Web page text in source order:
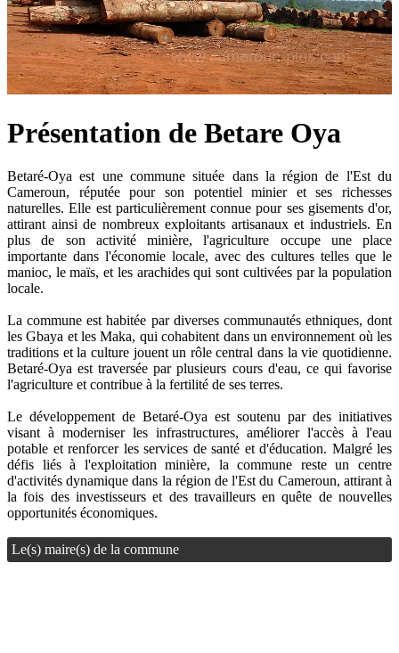
Présentation de Betare Oya
Betaré-Oya est une commune située dans la région de l'Est du
Cameroun, réputée pour son potentiel minier et ses richesses
naturelles. Elle est particulièrement connue pour ses gisements d'or,
attirant ainsi de nombreux exploitants artisanaux et industriels. En
plus de son activité minière, l'agriculture occupe une place
importante dans l'économie locale, avec des cultures telles que le
manioc, le maïs, et les arachides qui sont cultivées par la population
locale.
La commune est habitée par diverses communautés ethniques, dont
les Gbaya et les Maka, qui cohabitent dans un environnement où les
traditions et la culture jouent un rôle central dans la vie quotidienne.
Betaré-Oya est traversée par plusieurs cours d'eau, ce qui favorise
l'agriculture et contribue à la fertilité de ses terres.
Le développement de Betaré-Oya est soutenu par des initiatives
visant à moderniser les infrastructures, améliorer l'accès à l'eau
potable et renforcer les services de santé et d'éducation. Malgré les
défis liés à l'exploitation minière, la commune reste un centre
d'activités dynamique dans la région de l'Est du Cameroun, attirant à
la fois des investisseurs et des travailleurs en quête de nouvelles
opportunités économiques.
Le(s) maire(s) de la commune